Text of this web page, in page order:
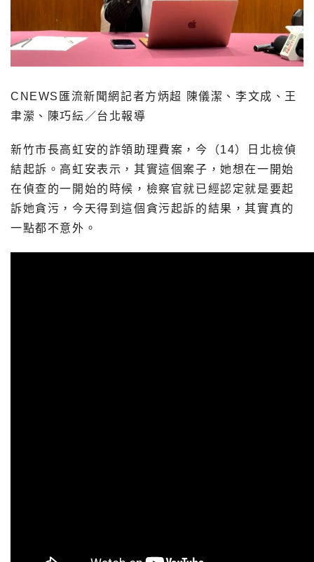
CNEWS匯流新聞網記者方炳超 陳儀潔、李文成、王
聿瀠、陳巧紜／台北報導
新竹市長高虹安的詐領助理費案，今（14）日北檢偵
結起訴。高虹安表示，其實這個案子，她想在一開始
在偵查的一開始的時候，檢察官就已經認定就是要起
訴她貪污，今天得到這個貪污起訴的結果，其實真的
一點都不意外。